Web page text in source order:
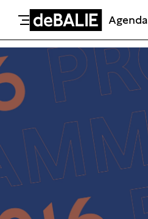
Meteen naar de content
De Balie
Agenda